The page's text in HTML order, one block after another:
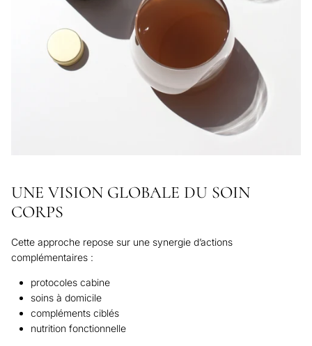
UNE VISION GLOBALE DU SOIN
CORPS
Cette approche repose sur une synergie d’actions
complémentaires :
protocoles cabine
soins à domicile
compléments ciblés
nutrition fonctionnelle